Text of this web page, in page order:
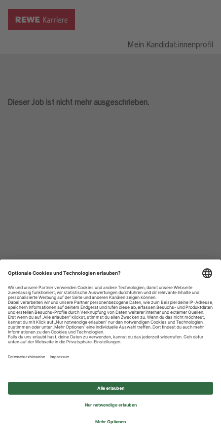
Mein Kandidat:innenprofil
Dieser Job ist nicht mehr ausgeschrieben.
Datenschutzhinweise
Impressum
Privatsphäre-Einstellungen
© 2026 REWE Group - All rights reserved